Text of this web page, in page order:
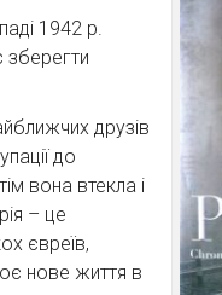
1942 р.
зберегти
друзів
до
вона втекла і
– це
євреїв,
нове життя в